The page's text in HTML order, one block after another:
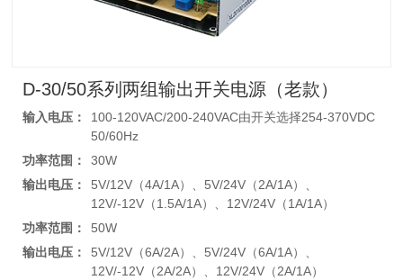
D-30/50系列两组输出开关电源（老款）
输入电压：
100-120VAC/200-240VAC由开关选择254-370VDC
50/60Hz
功率范围：
30W
输出电压：
5V/12V（4A/1A）、5V/24V（2A/1A）、
12V/-12V（1.5A/1A）、12V/24V（1A/1A）
功率范围：
50W
输出电压：
5V/12V（6A/2A）、5V/24V（6A/1A）、
12V/-12V（2A/2A）、12V/24V（2A/1A）